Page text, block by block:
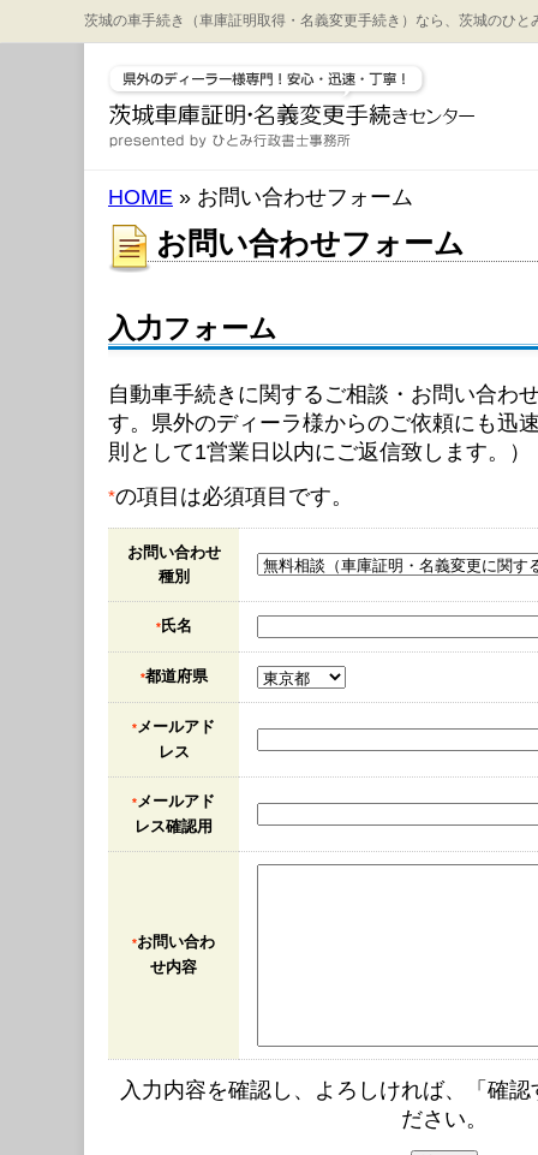
茨城の車手続き（車庫証明取得・名義変更手続き）なら、茨城のひ
HOME » お問い合わせフォーム
お問い合わせフォーム
入力フォーム
自動車手続きに関するご相談・お問い合わ
す。県外のディーラ様からのご依頼にも迅
則として1営業日以内にご返信致します。）
*の項目は必須項目です。
お問い合わせ
種別
*氏名
*都道府県
*メールアド
レス
*メールアド
レス確認用
*お問い合わ
せ内容
入力内容を確認し、よろしければ、「確
ださい。